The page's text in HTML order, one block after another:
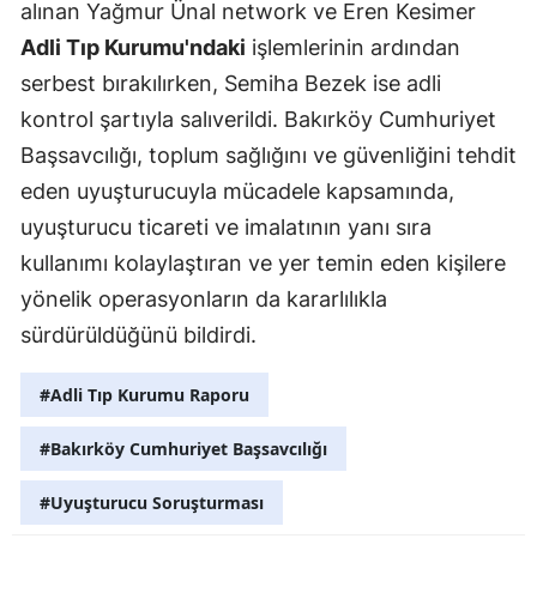
Ardahan
Iğdır
Yalova
Karabük
Kilis
Osmaniye
alınan Yağmur Ünal network ve Eren Kesimer
Adli Tıp Kurumu'ndaki işlemlerinin ardından
serbest bırakılırken, Semiha Bezek ise adli
kontrol şartıyla salıverildi. Bakırköy Cumhuriyet
Başsavcılığı, toplum sağlığını ve güvenliğini tehdit
eden uyuşturucuyla mücadele kapsamında,
uyuşturucu ticareti ve imalatının yanı sıra
kullanımı kolaylaştıran ve yer temin eden kişilere
yönelik operasyonların da kararlılıkla
sürdürüldüğünü bildirdi.
#Adli Tıp Kurumu Raporu
#Bakırköy Cumhuriyet Başsavcılığı
#Uyuşturucu Soruşturması